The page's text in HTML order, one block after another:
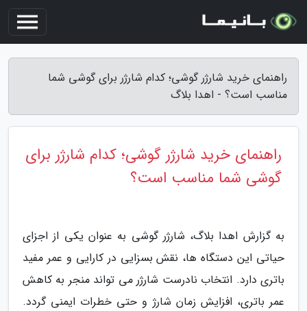
راهنمای خرید شارژر گوشی؛ کدام شارژر برای گوشی شما
مناسب است؟ - اهدا بلاگ
راهنمای خرید شارژر گوشی؛ کدام شارژر برای
گوشی شما مناسب است؟
به گزارش اهدا بلاگ، شارژر گوشی به عنوان یکی از اجزای
حیاتی این دستگاه ها، نقش بسزایی در کارایی و عمر مفید
باتری دارد. انتخاب نادرست شارژر می تواند منجر به کاهش
عمر باتری، افزایش زمان شارژ و حتی خطرات ایمنی گردد.